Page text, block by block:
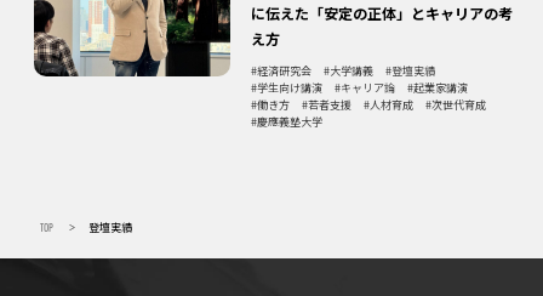
に伝えた「安定の正体」とキャリアの考
え方
経済研究会 大学講義
登壇実績
学生向け講演
キャリア論
起業家講演
働き方
若者支援 人材育成
次世代育成
慶應義塾大学
TOP > 登壇実績